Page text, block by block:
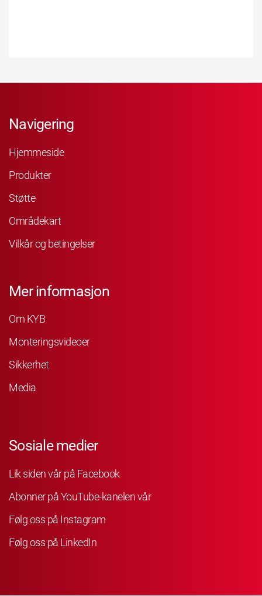
Navigering
Hjemmeside
Produkter
Støtte
Områdekart
Vilkår og betingelser
Mer informasjon
Om KYB
Monteringsvideoer
Sikkerhet
Media
Sosiale medier
Lik siden vår på Facebook
Abonner på YouTube-kanelen vår
Følg oss på Instagram
Følg oss på LinkedIn